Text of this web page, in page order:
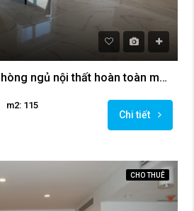
Cho thuê căn hộ 2 phòng ngủ nội thất hoàn toàn mới tại Golden Westlake
m2: 115
Chi tiết
CHO THUÊ